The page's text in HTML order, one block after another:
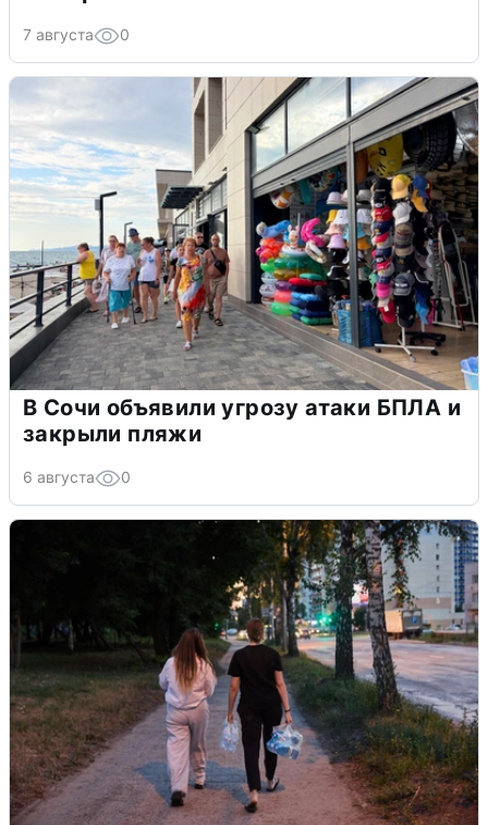
7 августа 0
В Сочи объявили угрозу атаки БПЛА и
закрыли пляжи
6 августа 0